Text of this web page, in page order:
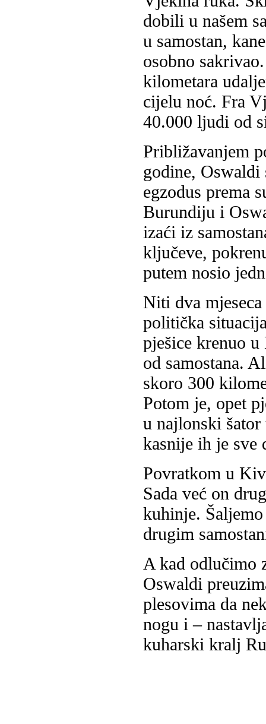
dobili u našem
u samostan,
osobno
kilometara
cijelu noć. Fra
40.000 ljudi od
Približavanjem
godine, Oswaldi
egzodus prema
Burundiju i
izaći iz
ključeve,
putem nosio
Niti dva
politička
pješice krenuo
od samostana.
skoro 300
Potom je, opet
u najlonski
kasnije ih je sve
Povratkom u
Sada već on
kuhinje.
drugim
A kad odlučimo
Oswaldi
plesovima da
nogu i –
kuharski kralj